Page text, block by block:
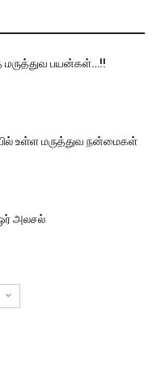
மருத்துவ பயன்கள்…!!
உள்ள மருத்துவ நன்மைகள்
ஓர் அலசல்